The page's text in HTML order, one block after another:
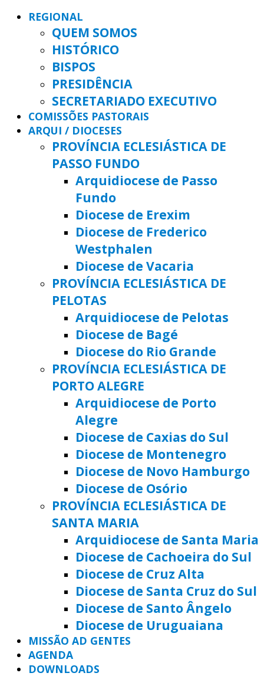
REGIONAL
QUEM SOMOS
HISTÓRICO
BISPOS
PRESIDÊNCIA
SECRETARIADO EXECUTIVO
COMISSÕES PASTORAIS
ARQUI / DIOCESES
PROVÍNCIA ECLESIÁSTICA DE
PASSO FUNDO
Arquidiocese de Passo
Fundo
Diocese de Erexim
Diocese de Frederico
Westphalen
Diocese de Vacaria
PROVÍNCIA ECLESIÁSTICA DE
PELOTAS
Arquidiocese de Pelotas
Diocese de Bagé
Diocese do Rio Grande
PROVÍNCIA ECLESIÁSTICA DE
PORTO ALEGRE
Arquidiocese de Porto
Alegre
Diocese de Caxias do Sul
Diocese de Montenegro
Diocese de Novo Hamburgo
Diocese de Osório
PROVÍNCIA ECLESIÁSTICA DE
SANTA MARIA
Arquidiocese de Santa Maria
Diocese de Cachoeira do Sul
Diocese de Cruz Alta
Diocese de Santa Cruz do Sul
Diocese de Santo Ângelo
Diocese de Uruguaiana
MISSÃO AD GENTES
AGENDA
DOWNLOADS